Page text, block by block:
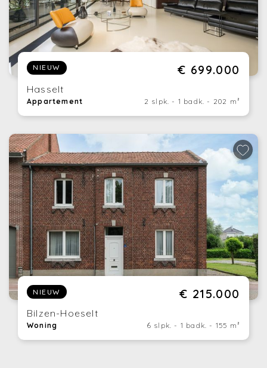
NIEUW € 699.000
Hasselt
Appartement 2 slpk. - 1 badk. - 202 m²
NIEUW € 215.000
Bilzen-Hoeselt
Woning 6 slpk. - 1 badk. - 155 m²